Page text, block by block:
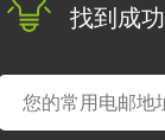
找到成功